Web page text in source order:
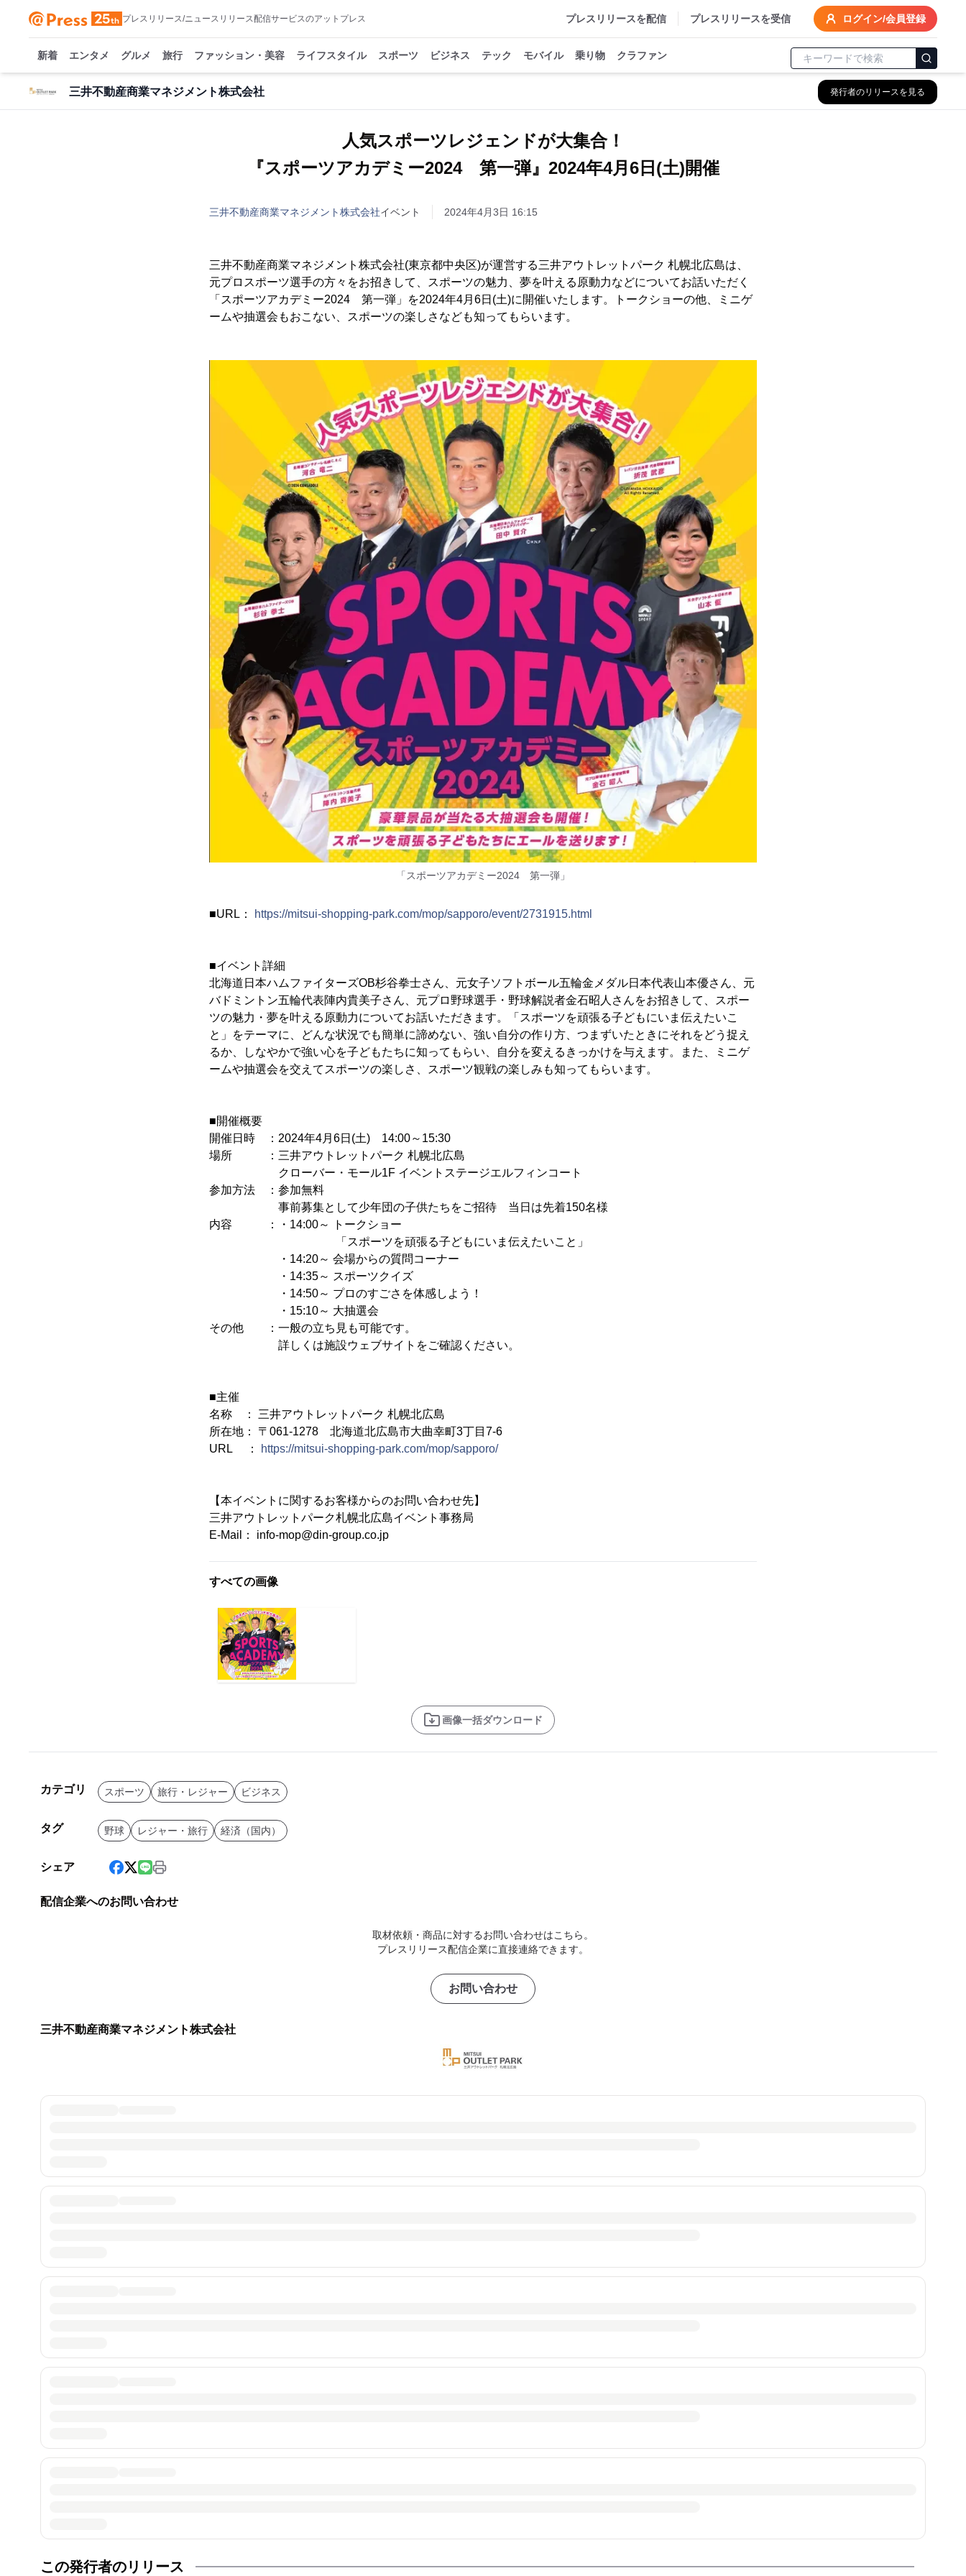
プレスリリース/ニュースリリース配信サービスのアットプレス プレスリリースを配信 プレスリリースを受信 ログイン/会員登録
新着 エンタメ グルメ 旅行 ファッション・美容 ライフスタイル スポーツ ビジネス テック モバイル 乗り物 クラファン
三井不動産商業マネジメント株式会社 発行者のリリースを見る
人気スポーツレジェンドが大集合！
『スポーツアカデミー2024 第一弾』2024年4月6日(土)開催
三井不動産商業マネジメント株式会社イベント 2024年4月3日 16:15
三井不動産商業マネジメント株式会社(東京都中央区)が運営する三井アウトレットパーク 札幌北広島は、
元プロスポーツ選手の方々をお招きして、スポーツの魅力、夢を叶える原動力などについてお話いただく
「スポーツアカデミー2024 第一弾」を2024年4月6日(土)に開催いたします。トークショーの他、ミニゲ
ームや抽選会もおこない、スポーツの楽しさなども知ってもらいます。
「スポーツアカデミー2024 第一弾」
■URL： https://mitsui-shopping-park.com/mop/sapporo/event/2731915.html
■イベント詳細
北海道日本ハムファイターズOB杉谷拳士さん、元女子ソフトボール五輪金メダル日本代表山本優さん、元
バドミントン五輪代表陣内貴美子さん、元プロ野球選手・野球解説者金石昭人さんをお招きして、スポー
ツの魅力・夢を叶える原動力についてお話いただきます。「スポーツを頑張る子どもにいま伝えたいこ
と」をテーマに、どんな状況でも簡単に諦めない、強い自分の作り方、つまずいたときにそれをどう捉え
るか、しなやかで強い心を子どもたちに知ってもらい、自分を変えるきっかけを与えます。また、ミニゲ
ームや抽選会を交えてスポーツの楽しさ、スポーツ観戦の楽しみも知ってもらいます。
■開催概要
開催日時 ：2024年4月6日(土) 14:00～15:30
場所 ：三井アウトレットパーク 札幌北広島
クローバー・モール1F イベントステージエルフィンコート
参加方法 ：参加無料
事前募集として少年団の子供たちをご招待 当日は先着150名様
内容 ：・14:00～ トークショー
「スポーツを頑張る子どもにいま伝えたいこと」
・14:20～ 会場からの質問コーナー
・14:35～ スポーツクイズ
・14:50～ プロのすごさを体感しよう！
・15:10～ 大抽選会
その他 ：一般の立ち見も可能です。
詳しくは施設ウェブサイトをご確認ください。
■主催
名称 ： 三井アウトレットパーク 札幌北広島
所在地： 〒061-1278 北海道北広島市大曲幸町3丁目7-6
URL ：
https://mitsui-shopping-park.com/mop/sapporo/
【本イベントに関するお客様からのお問い合わせ先】
三井アウトレットパーク札幌北広島イベント事務局
E-Mail： info-mop@din-group.co.jp
すべての画像
画像一括ダウンロード
カテゴリ スポーツ 旅行・レジャー ビジネス
タグ 野球 レジャー・旅行 経済（国内）
シェア
配信企業へのお問い合わせ
取材依頼・商品に対するお問い合わせはこちら。
プレスリリース配信企業に直接連絡できます。
お問い合わせ
三井不動産商業マネジメント株式会社
この発行者のリリース